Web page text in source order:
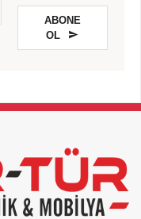
ABONE
OL